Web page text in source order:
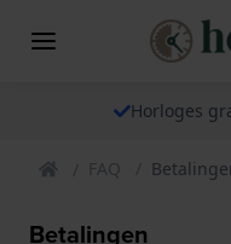
Horloges
FAQ
Betalingen